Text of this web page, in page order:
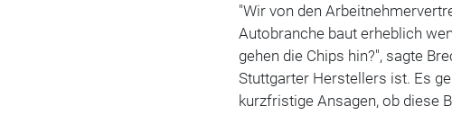
"Wir von den
Autobranche baut erheblich
gehen die Chips hin?", sagte
Stuttgarter Herstellers ist. Es
kurzfristige Ansagen, ob diese